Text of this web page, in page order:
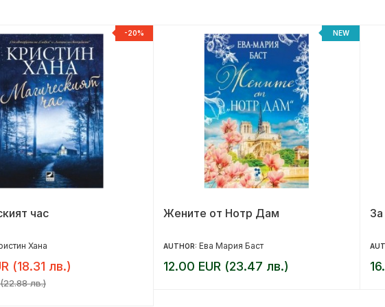
-20%
час
Хана
(18.31 лв.)
(22.88 лв.)
NEW
Жените от Нотр Дам
AUTHOR: Ева Мария Баст
12.00 EUR (23.47 лв.)